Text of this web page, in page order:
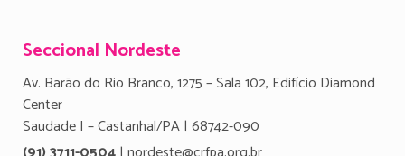
Seccional Nordeste
Av. Barão do Rio Branco, 1275 – Sala 102, Edifício Diamond
Center
Saudade I – Castanhal/PA | 68742-090